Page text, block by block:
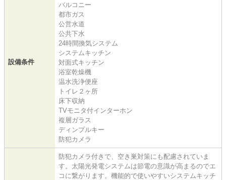
設備条件
バルコニー
都市ガス
公営水道
公共下水
24時間換気システム
システムキッチン
対面式キッチン
浴室乾燥機
温水洗浄便座
トイレ２ヶ所
床下収納
TVモニタ付インターホン
複層ガラス
ディンプルキー
防犯カメラ
防犯カメラ付きで、空き巣対策にも配慮されていま
す。太陽光発電システムは節電の意識が高まるのでエ
コに繋がります。機能的で使いやすいシステムキッチ